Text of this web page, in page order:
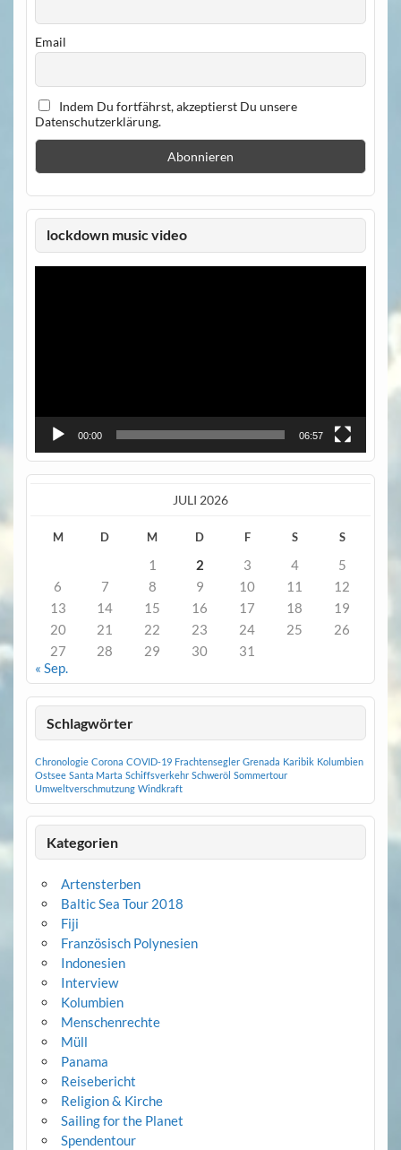
Email
Indem Du fortfährst, akzeptierst Du unsere
Datenschutzerklärung.
lockdown music video
Video-
00:00 06:57
JULI 2026
M D M D F S S
1 2 3 4
5
6
7 8 9 10 11
12
13
14 15 16 17 18
19
20
21 22 23 24 25
26
27
28 29 30
31
« Sep.
Schlagwörter
Chronologie Corona COVID-19 Frachtensegler Grenada Karibik Kolumbien
Ostsee Santa Marta Schiffsverkehr Schweröl Sommertour
Umweltverschmutzung Windkraft
Kategorien
Artensterben
Baltic Sea Tour 2018
Fiji
Französisch Polynesien
Indonesien
Interview
Kolumbien
Menschenrechte
Müll
Panama
Reisebericht
Religion & Kirche
Sailing for the Planet
Spendentour